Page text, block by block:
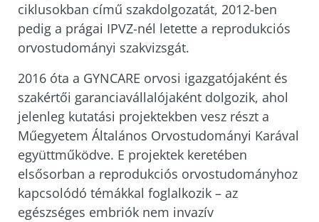
ciklusokban című szakdolgozatát, 2012-ben
pedig a prágai IPVZ-nél letette a reprodukciós
orvostudományi szakvizsgát.
2016 óta a GYNCARE orvosi igazgatójaként és
szakértői garanciavállalójaként dolgozik, ahol
jelenleg kutatási projektekben vesz részt a
Műegyetem Általános Orvostudományi Karával
együttműködve. E projektek keretében
elsősorban a reprodukciós orvostudományhoz
kapcsolódó témákkal foglalkozik – az
egészséges embriók nem invazív